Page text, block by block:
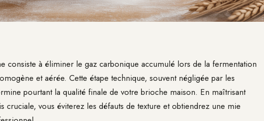
consiste à éliminer le gaz carbonique accumulé lors de la fermentation
et aérée. Cette étape technique, souvent négligée par les
pourtant la qualité finale de votre brioche maison. En maîtrisant
cruciale, vous éviterez les défauts de texture et obtiendrez une mie